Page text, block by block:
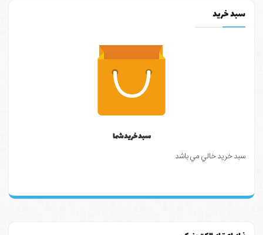
سبد خرید
سبد خرید شما
سبد خرید خالي مي باشد